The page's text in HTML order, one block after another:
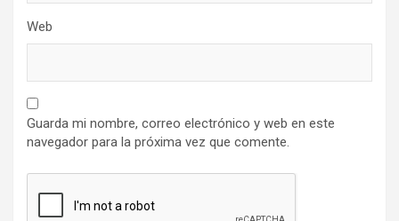
Web
Guarda mi nombre, correo electrónico y web en este
navegador para la próxima vez que comente.